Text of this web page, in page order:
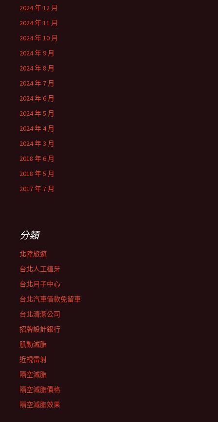
2024 年 12 月
2024 年 11 月
2024 年 10 月
2024 年 9 月
2024 年 8 月
2024 年 7 月
2024 年 6 月
2024 年 5 月
2024 年 4 月
2024 年 3 月
2018 年 6 月
2018 年 5 月
2017 年 7 月
分類
北陸旅遊
台北人工植牙
台北月子中心
台北汽車借款免留車
台北清潔公司
招牌設計銀行
肌動減脂
近視雷射
隔空減脂
隔空減脂價格
隔空減脂效果